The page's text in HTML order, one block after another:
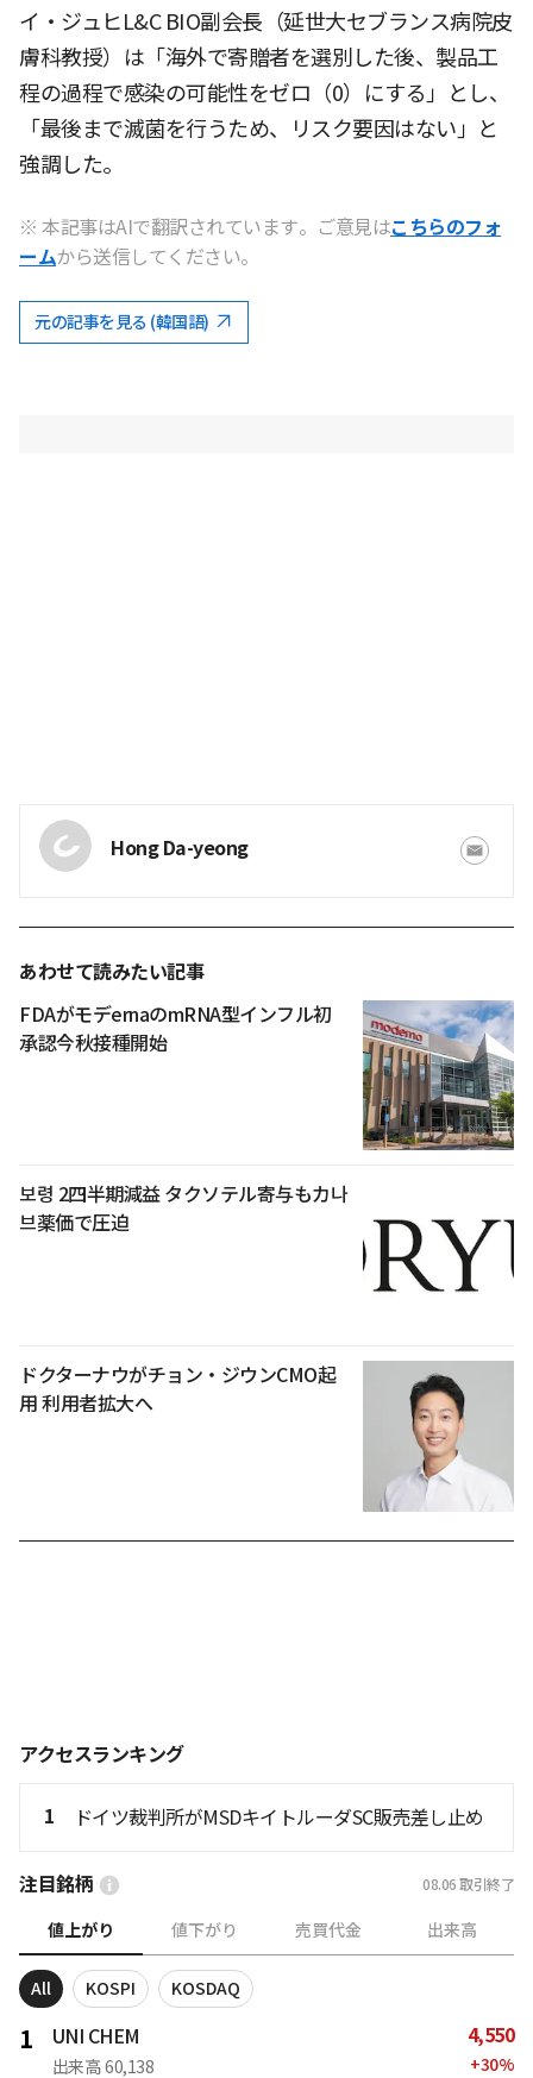
イ・ジュヒL&C BIO副会長（延世大セブランス病院皮
膚科教授）は「海外で寄贈者を選別した後、製品工
程の過程で感染の可能性をゼロ（0）にする」とし、
「最後まで滅菌を行うため、リスク要因はない」と
強調した。
※ 本記事はAIで翻訳されています。ご意見はこちらのフォ
ームから送信してください。
元の記事を見る (韓国語)
Hong Da-yeong
あわせて読みたい記事
FDAがモデernaのmRNA型インフル初
承認今秋接種開始
보령 2四半期減益 タクソテル寄与もカ나
브薬価で圧迫
ドクターナウがチョン・ジウンCMO起
用 利用者拡大へ
アクセスランキング
1 ドイツ裁判所がMSDキイトルーダSC販売差し止め
注目銘柄 08.06 取引終了
値上がり 値下がり 売買代金 出来高
All KOSPI KOSDAQ
1 UNI CHEM
出来高 60,138
4,550
+30%